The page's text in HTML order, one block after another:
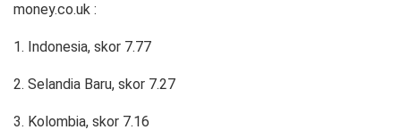
money.co.uk :
1. Indonesia, skor 7.77
2. Selandia Baru, skor 7.27
3. Kolombia, skor 7.16